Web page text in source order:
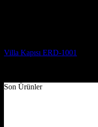
Villa Kapısı ERD-1001
Son Ürünler